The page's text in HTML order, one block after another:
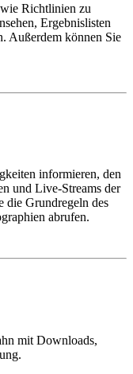
Richtlinien zu
Ergebnislisten
Außerdem können Sie
informieren, den
und Live-Streams der
die Grundregeln des
abrufen.
mit Downloads,